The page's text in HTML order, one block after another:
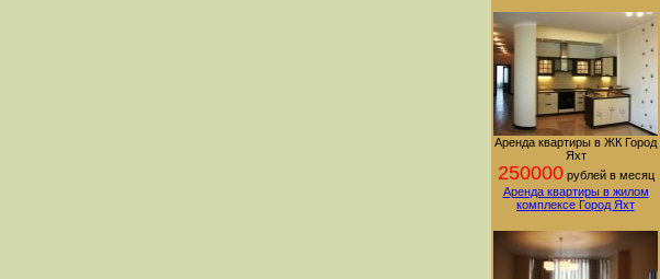
Аренда квартиры в ЖК Город
Яхт
250000рублей в месяц
Аренда квартиры в жилом
комплексе Город Яхт